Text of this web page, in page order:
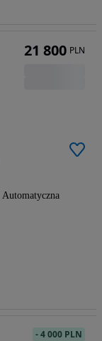
Automatyczna
21 800 PLN
-4 000 PLN